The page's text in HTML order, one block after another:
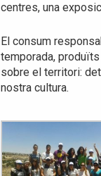
centres, una
El consum
temporada,
sobre el territori:
nostra cultura.